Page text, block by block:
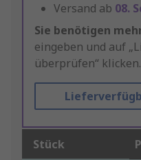
Versand ab 08.
Sie benötigen
eingeben und auf
überprüfen“ klicken.
Stück